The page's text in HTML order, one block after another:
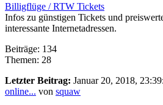
Billigflüge / RTW Tickets
Infos zu günstigen Tickets und
interessante Internetadressen.
Beiträge: 134
Themen: 28
Letzter Beitrag: Januar 20, 2018,
online... von squaw